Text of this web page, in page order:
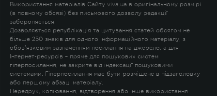
Використання матеріалів Сайту viva.ua в оригінальному розмірі
(в повному обсязі) без письмового дозволу редакції
забороняється.
Дозволяється републікація та цитування статей обсягом не
більше 250 знаків для одного інформаційного матеріалу, з
обов'язковим зазначенням посилання на джерело, а для
Інтернет-ресурсів – пряме для пошукових систем
гіперпосилання, не закрите від індексації пошуковими
системами. Гіперпосилання має бути розміщене в підзаголовку
або першому абзаці матеріалу.
Передрук, копіювання, відтворення або інше використання